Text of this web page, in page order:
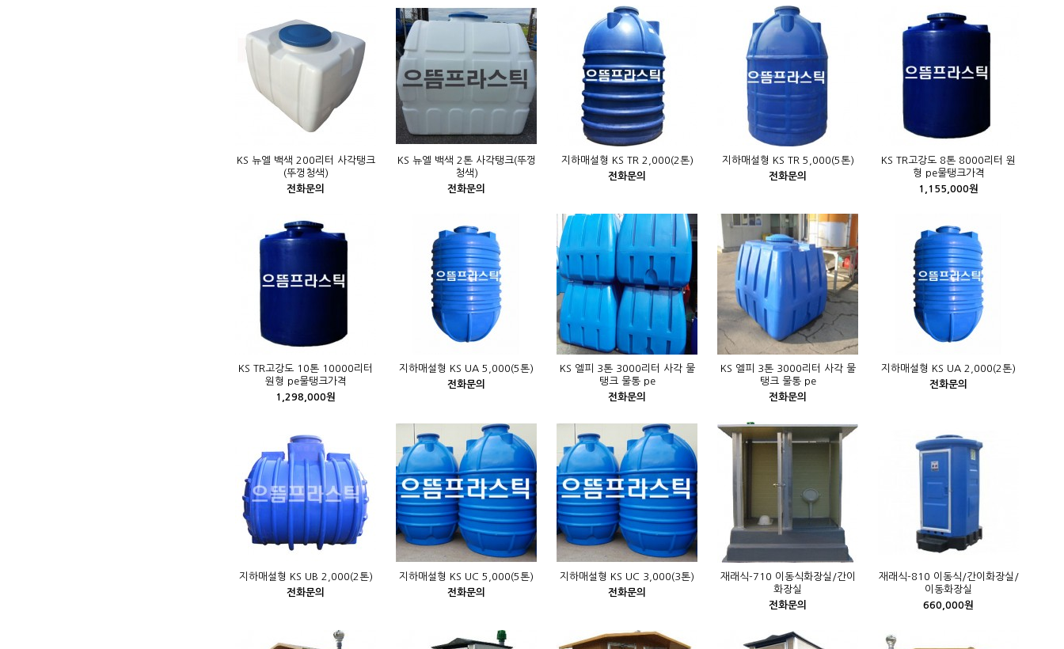
KS 뉴엘 백색 200리터 사각탱크
(뚜껑청색)
전화문의
KS 뉴엘 백색 2톤 사각탱크(뚜껑
청색)
전화문의
지하매설형 KS TR 2,000(2톤)
전화문의
지하매설형 KS TR 5,000(5톤)
전화문의
KS TR고강도 8톤 8000리터 원
형 pe물탱크가격
1,155,000원
KS TR고강도 10톤 10000리터
원형 pe물탱크가격
1,298,000원
지하매설형 KS UA 5,000(5톤)
전화문의
KS 엘피 3톤 3000리터 사각 물
탱크 물통 pe
전화문의
KS 엘피 3톤 3000리터 사각 물
탱크 물통 pe
전화문의
지하매설형 KS UA 2,000(2톤)
전화문의
지하매설형 KS UB 2,000(2톤)
전화문의
지하매설형 KS UC 5,000(5톤)
전화문의
지하매설형 KS UC 3,000(3톤)
전화문의
재래식-710 이동식화장실/간이
화장실
전화문의
재래식-810 이동식/간이화장실/
이동화장실
660,000원